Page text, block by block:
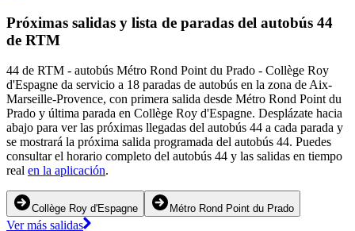
Próximas salidas y lista de paradas del autobús 44
de RTM
44 de RTM - autobús Métro Rond Point du Prado - Collège Roy
d'Espagne da servicio a 18 paradas de autobús en la zona de Aix-
Marseille-Provence, con primera salida desde Métro Rond Point du
Prado y última parada en Collège Roy d'Espagne. Desplázate hacia
abajo para ver las próximas llegadas del autobús 44 a cada parada y
se mostrará la próxima salida programada del autobús 44. Puedes
consultar el horario completo del autobús 44 y las salidas en tiempo
real en la aplicación.
Collège Roy d'Espagne Métro Rond Point du Prado
Ver más salidas